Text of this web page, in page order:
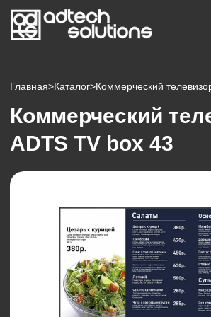
Главная>Каталог>Коммерческий
Коммерческий
ADTS TV box 43